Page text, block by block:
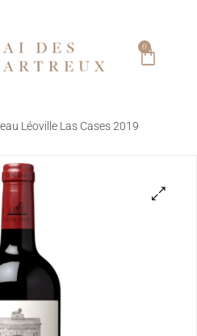
0
Léoville Las Cases 2019